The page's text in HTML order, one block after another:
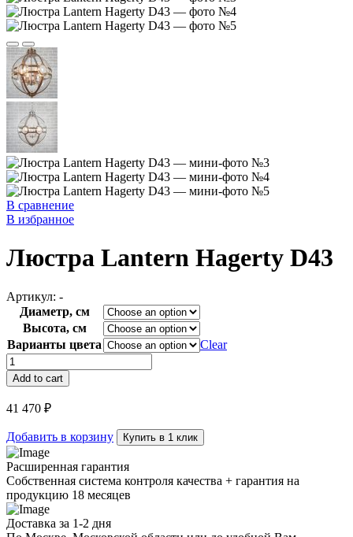
В сравнение
В избранное
Люстра Lantern Hagerty D43
Артикул: -
Диаметр, см
Высота, см
Варианты цвета
Clear
Люстра
Lantern
Hagerty
D43
quantity
Add to cart
41 470 ₽
Добавить в корзину Купить в 1 клик
Расширенная гарантия
Собственная система контроля качества + гарантия на
продукцию 18 месяцев
Доставка за 1-2 дня